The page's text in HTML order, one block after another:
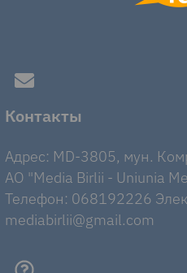
Контакты
Адрес: MD-3805, мун.
AO "Media Birlii - Uniunia
Телефон: 068192226
mediabirlii@gmail.com